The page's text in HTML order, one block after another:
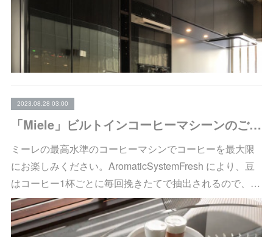
2023.08.28 03:00
「Miele」ビルトインコーヒーマシーンのご紹介
ミーレの最高水準のコーヒーマシンでコーヒーを最大限
にお楽しみください。AromaticSystemFresh により、豆
はコーヒー1杯ごとに毎回挽きたてで抽出されるので、…